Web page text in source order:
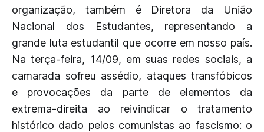
organização, também é Diretora da União
Nacional dos Estudantes, representando a
grande luta estudantil que ocorre em nosso país.
Na terça-feira, 14/09, em suas redes sociais, a
camarada sofreu assédio, ataques transfóbicos
e provocações da parte de elementos da
extrema-direita ao reivindicar o tratamento
histórico dado pelos comunistas ao fascismo: o